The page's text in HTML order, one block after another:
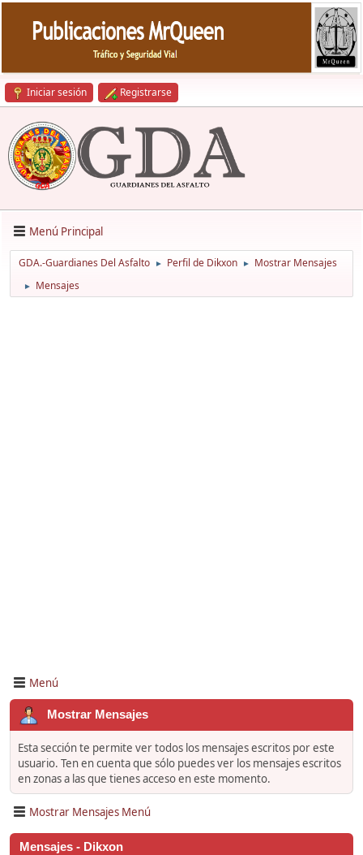
Iniciar sesión Registrarse
Menú Principal
GDA.-Guardianes Del Asfalto ► Perfil de Dikxon ► Mostrar Mensajes
► Mensajes
Menú
Mostrar Mensajes
Esta sección te permite ver todos los mensajes escritos por este
usuario. Ten en cuenta que sólo puedes ver los mensajes escritos
en zonas a las que tienes acceso en este momento.
Mostrar Mensajes Menú
Mensajes - Dikxon